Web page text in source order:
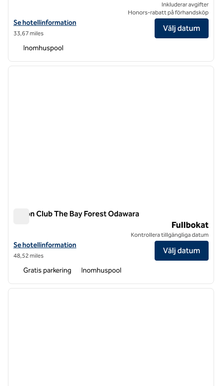
Visa hotelluppgifter för Hilton Tokyo Narita Airport
Se hotellinformation
33,67 miles
Inkluderar avgifter
Honors-rabatt på förhandsköp
Välj datum
Inomhuspool
1 av 12
nästa
Hilton Club The Bay Forest Odawara
Visa hotelluppgifter för Hilton Club The Bay Forest Odawara
Se hotellinformation
48,52 miles
Fullbokat
Kontrollera tillgängliga datum
Välj datum
Gratis parkering Inomhuspool
1 av 11
nästa